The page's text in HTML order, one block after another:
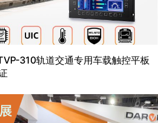
310轨道交通专用车载触控平板